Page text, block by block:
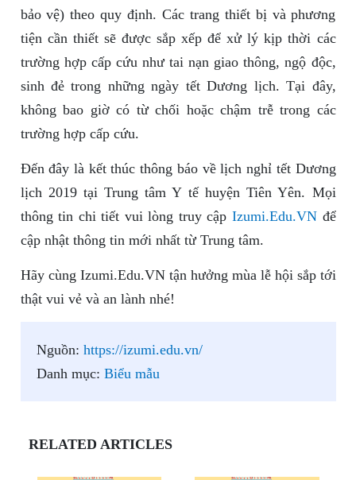
bảo vệ) theo quy định. Các trang thiết bị và phương
tiện cần thiết sẽ được sắp xếp để xử lý kịp thời các
trường hợp cấp cứu như tai nạn giao thông, ngộ độc,
sinh đẻ trong những ngày tết Dương lịch. Tại đây,
không bao giờ có từ chối hoặc chậm trễ trong các
trường hợp cấp cứu.
Đến đây là kết thúc thông báo về lịch nghỉ tết Dương
lịch 2019 tại Trung tâm Y tế huyện Tiên Yên. Mọi
thông tin chi tiết vui lòng truy cập Izumi.Edu.VNđể
cập nhật thông tin mới nhất từ Trung tâm.
Hãy cùng Izumi.Edu.VN tận hưởng mùa lễ hội sắp tới
thật vui vẻ và an lành nhé!
Nguồn: https://izumi.edu.vn/
Danh mục: Biểu mẫu
RELATED ARTICLES